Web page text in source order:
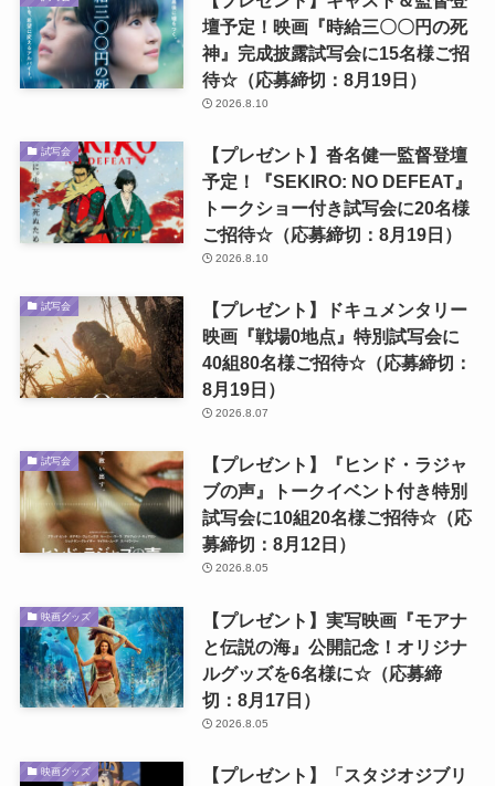
壇予定！映画『時給三〇〇円の死
神』完成披露試写会に15名様ご招
待☆（応募締切：8月19日）
2026.8.10
試写会
【プレゼント】沓名健一監督登壇
予定！『SEKIRO: NO DEFEAT』
トークショー付き試写会に20名様
ご招待☆（応募締切：8月19日）
2026.8.10
試写会
【プレゼント】ドキュメンタリー
映画『戦場0地点』特別試写会に
40組80名様ご招待☆（応募締切：
8月19日）
2026.8.07
試写会
【プレゼント】『ヒンド・ラジャ
ブの声』トークイベント付き特別
試写会に10組20名様ご招待☆（応
募締切：8月12日）
2026.8.05
映画グッズ
【プレゼント】実写映画『モアナ
と伝説の海』公開記念！オリジナ
ルグッズを6名様に☆（応募締
切：8月17日）
2026.8.05
映画グッズ
【プレゼント】「スタジオジブリ